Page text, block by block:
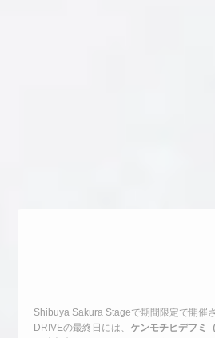
Shibuya Sakura Stageで期間限定で開催
DRIVEの最終日には、ケンモチヒデフミ